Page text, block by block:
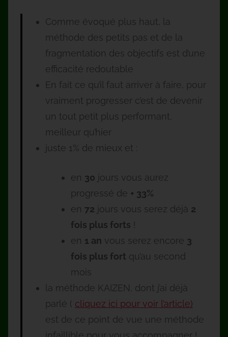
Comme évoqué plus haut, la
méthode des petits pas et de la
fragmentation des objectifs est d’une
efficacité redoutable
En fait ce qu’il faut arriver à faire, pour
vraiment progresser c’est de devenir
un tout petit plus performant,
meilleur qu’hier
juste 1% de mieux et :
en 30 jours vous aurez
progressé de + 33%
en 72 jours vous serez déjà 2
fois plus forts !
en 1 an vous serez encore 3
fois plus fort qu’au second
mois
la méthode KAIZEN, dont j’ai déjà
parlé ( cliquez ici pour voir l’article)
est de ce point de vue une méthode